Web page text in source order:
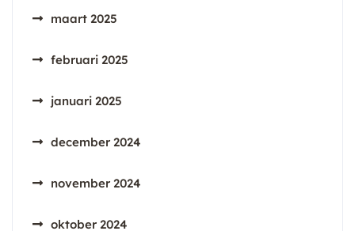
maart 2025
februari 2025
januari 2025
december 2024
november 2024
oktober 2024